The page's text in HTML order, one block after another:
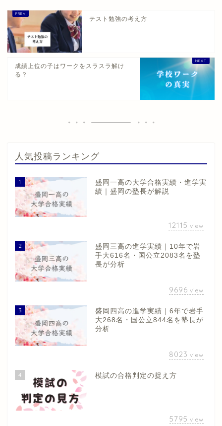
テスト勉強の考え方
成績上位の子はワークをスラスラ解け
る？
人気投稿ランキング
1
盛岡一高の大学合格実績・進学実
績｜盛岡の塾長が解説
12115 view
2
盛岡三高の進学実績｜10年で岩
手大616名・国公立2083名を塾
長が分析
9696 view
3
盛岡四高の進学実績｜6年で岩手
大268名・国公立844名を塾長が
分析
8023 view
4 模試の合格判定の捉え方
5795 view